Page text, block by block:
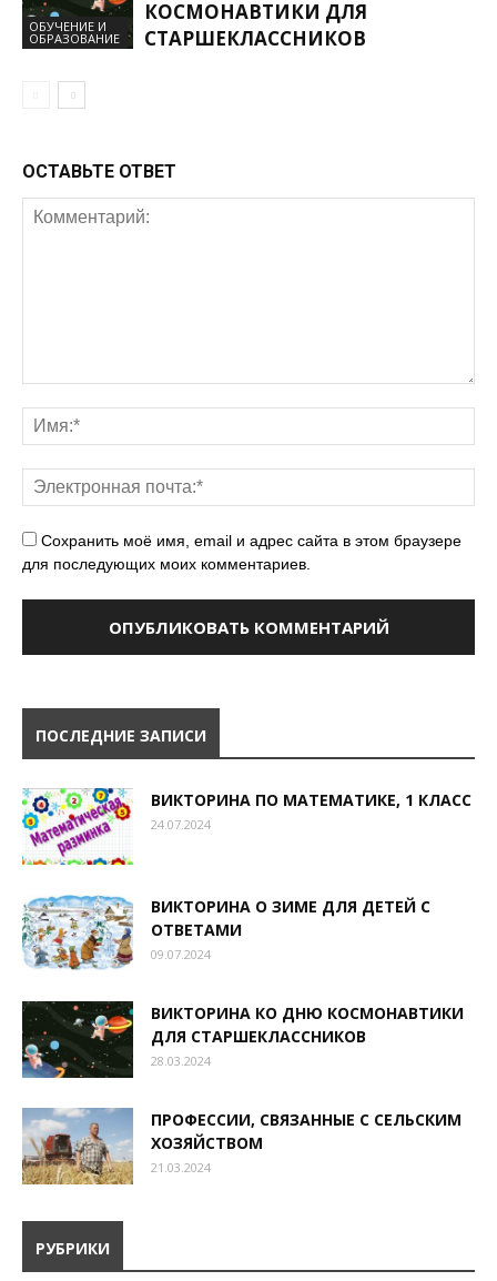
ОБУЧЕНИЕ И
ОБРАЗОВАНИЕ
КОСМОНАВТИКИ ДЛЯ
СТАРШЕКЛАССНИКОВ
ОСТАВЬТЕ ОТВЕТ
Сохранить моё имя, email и адрес сайта в этом браузере
для последующих моих комментариев.
ПОСЛЕДНИЕ ЗАПИСИ
ВИКТОРИНА ПО МАТЕМАТИКЕ, 1 КЛАСС
24.07.2024
ВИКТОРИНА О ЗИМЕ ДЛЯ ДЕТЕЙ С
ОТВЕТАМИ
09.07.2024
ВИКТОРИНА КО ДНЮ КОСМОНАВТИКИ
ДЛЯ СТАРШЕКЛАССНИКОВ
28.03.2024
ПРОФЕССИИ, СВЯЗАННЫЕ С СЕЛЬСКИМ
ХОЗЯЙСТВОМ
21.03.2024
РУБРИКИ